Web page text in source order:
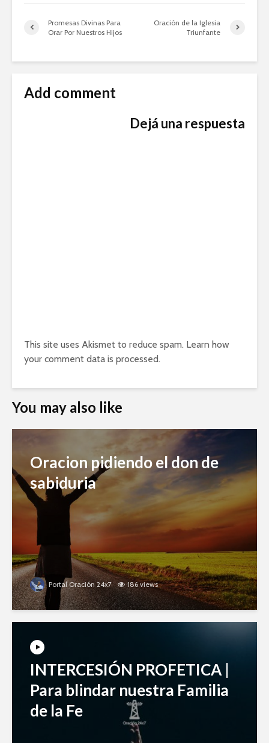
Promesas Divinas Para
Orar Por Nuestros Hijos
Oración de la Iglesia
Triunfante
Add comment
Dejá una respuesta
This site uses Akismet to reduce spam. Learn how
your comment data is processed.
You may also like
Oracion pidiendo el don de
sabiduria
Portal Oración 24x7 186 views
INTERCESIÓN PROFETICA |
Para blindar nuestra Familia
de la Fe